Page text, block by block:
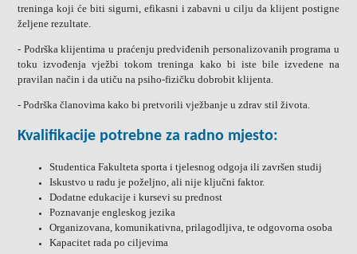
treninga koji će biti sigurni, efikasni i zabavni u cilju da klijent postigne
željene rezultate.
- Podrška klijentima u praćenju predviđenih personalizovanih programa u
toku izvođenja vježbi tokom treninga kako bi iste bile izvedene na
pravilan način i da utiču na psiho-fizičku dobrobit klijenta.
- Podrška članovima kako bi pretvorili vježbanje u zdrav stil života.
Kvalifikacije potrebne za radno mjesto:
Studentica Fakulteta sporta i tjelesnog odgoja ili završen studij
Iskustvo u radu je poželjno, ali nije ključni faktor.
Dodatne edukacije i kursevi su prednost
Poznavanje engleskog jezika
Organizovana, komunikativna, prilagodljiva, te odgovorna osoba
Kapacitet rada po ciljevima